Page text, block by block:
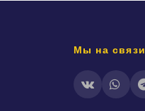
Мы на связи